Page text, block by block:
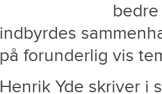
indbyrdes
på forunderlig vis
Henrik Yde skriver i